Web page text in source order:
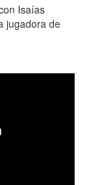
Isaías
jugadora de